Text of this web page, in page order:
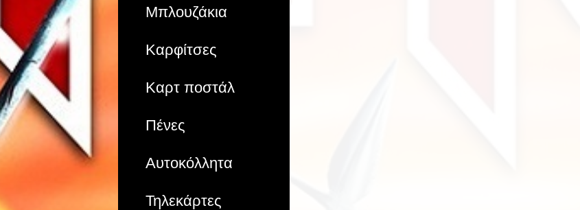
Μπλουζάκια
Καρφίτσες
Καρτ ποστάλ
Πένες
Αυτοκόλλητα
Τηλεκάρτες